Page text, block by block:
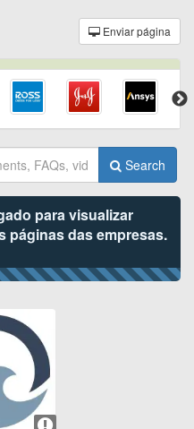
Enviar página
Search
para visualizar
páginas das empresas.